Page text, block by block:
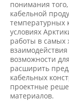
понимания
кабельной
температурных
условиях
работы в самых
возможности
расширить
кабельных
проектные
материалов.